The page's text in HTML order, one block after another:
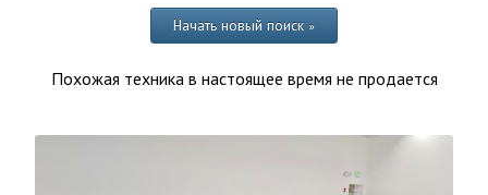
Начать новый поиск »
Похожая техника в настоящее время не продается